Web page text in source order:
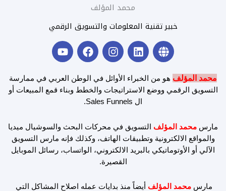
محمد المؤلف
خبير تقنية المعلومات والتسويق الرقمي
G
l
b
e
L
i
k
e
d
i
I
n
t
a
g
m
F
a
e
b
o
Y
o
t
u
محمد المؤلف هو من الخبراء الأوائل في الوطن العربي في ممارسة
التسويق الرقمي ووضع الاستراتيجات والخطط وبناء قمع المبيعات أو
ال Sales Funnels.
مارس محمد المؤلف التسويق في محركات البحث والسوشيال ميديا
والمواقع الالكترونية وتطبيقات الهاتف، وكذلك فإنه مارس التسويق
الآلي أو الأوتوماتيكي بالبريد الالكتروني، الواتساب، رسائل الموبايل
القصيرة.
مارس محمد المؤلف أيضاً منذ بدايات عمله اصلاح المشاكل التي